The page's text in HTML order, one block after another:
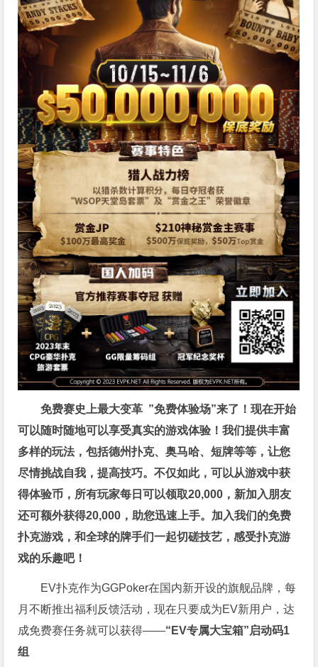
免费赛史上最大变革 ”免费体验场”来了！现在开始
可以随时随地可以享受真实的游戏体验！我们提供丰富
多样的玩法，包括德州扑克、奥马哈、短牌等等，让您
尽情挑战自我，提高技巧。不仅如此，可以从游戏中获
得体验币，所有玩家每日可以领取20,000，新加入朋友
还可额外获得20,000，助您迅速上手。 加入我们的免费
扑克游戏，和全球的牌手们一起切磋技艺，感受扑克游
戏的乐趣吧！
EV扑克作为GGPoker在国内新开设的旗舰品牌，每
月不断推出福利反馈活动，现在只要成为EV新用户，达
成免费赛任务就可以获得——“EV专属大宝箱”启动码1
组